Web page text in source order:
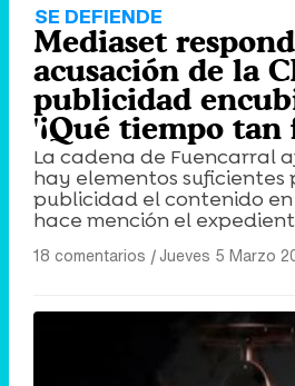
SE DEFIENDE
Mediaset
acusación de la
publicidad
'¡Qué tiempo tan
La cadena de Fuencarral
hay elementos suficientes
publicidad el contenido
hace mención el
18 comentarios |Jueves 5 Marzo